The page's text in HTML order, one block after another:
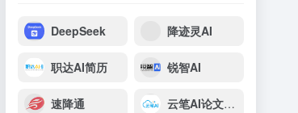
DeepSeek 降迹灵AI
职达AI简历 锐智AI
速降通 云笔AI论文写作